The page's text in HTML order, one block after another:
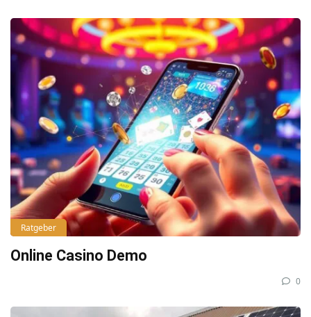
Ratgeber
Online Casino Demo
0